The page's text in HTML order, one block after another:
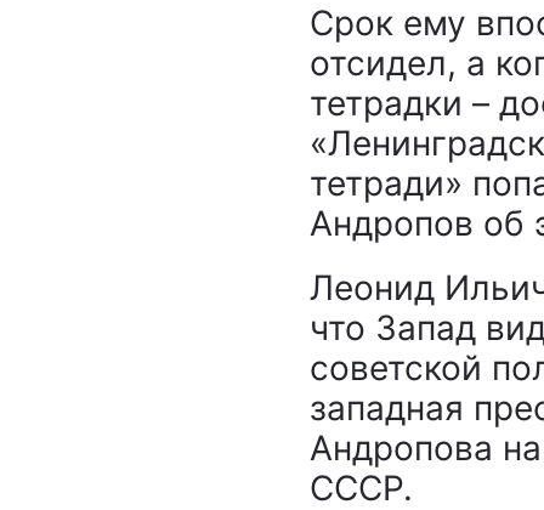
Срок ему
отсидел, а
тетрадки –
тетради»
Андропов об
Леонид
что Запад
советской
западная
Андропова
СССР.